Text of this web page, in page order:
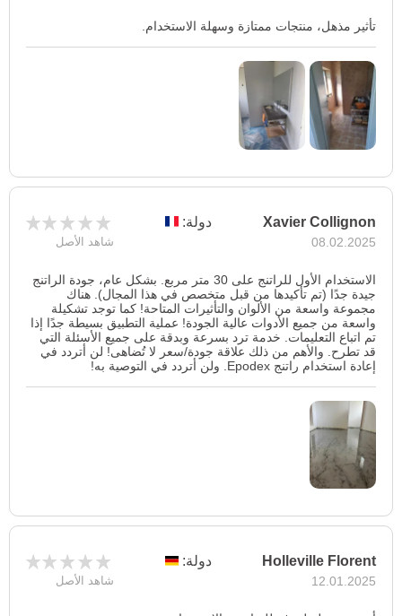
تأثير مذهل، منتجات ممتازة وسهلة الاستخدام.
Xavier Collignon
08.02.2025
دولة:
شاهد الأصل
الاستخدام الأول للراتنج على 30 متر مربع. بشكل عام، جودة الراتنج
جيدة جدًا (تم تأكيدها من قبل متخصص في هذا المجال). هناك
مجموعة واسعة من الألوان والتأثيرات المتاحة! كما توجد تشكيلة
واسعة من جميع الأدوات عالية الجودة! عملية التطبيق بسيطة جدًا إذا
تم اتباع التعليمات. خدمة ترد بسرعة وبدقة على جميع الأسئلة التي
قد تطرح. والأهم من ذلك علاقة جودة/سعر لا تُضاهى! لن أتردد في
إعادة استخدام راتنج Epodex. ولن أتردد في التوصية به!
Holleville Florent
12.01.2025
دولة:
شاهد الأصل